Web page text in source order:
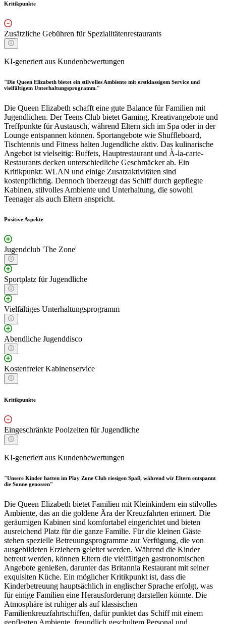
Kritikpunkte
Zusätzliche Gebühren für Spezialitätenrestaurants
KI-generiert aus Kundenbewertungen
"Die Queen Elizabeth bietet ein stilvolles Ambiente mit erstklassigem Service und
vielfältigem Unterhaltungsprogramm."
Die Queen Elizabeth schafft eine gute Balance für Familien mit
Jugendlichen. Der Teens Club bietet Gaming, Kreativangebote und
Treffpunkte für Austausch, während Eltern sich im Spa oder in der
Lounge entspannen können. Sportangebote wie Shuffleboard,
Tischtennis und Fitness halten Jugendliche aktiv. Das kulinarische
Angebot ist vielseitig: Buffets, Hauptrestaurant und À-la-carte-
Restaurants decken unterschiedliche Geschmäcker ab. Ein
Kritikpunkt: WLAN und einige Zusatzaktivitäten sind
kostenpflichtig. Dennoch überzeugt das Schiff durch gepflegte
Kabinen, stilvolles Ambiente und Unterhaltung, die sowohl
Teenager als auch Eltern anspricht.
Positive Aspekte
Jugendclub 'The Zone'
Sportplatz für Jugendliche
Vielfältiges Unterhaltungsprogramm
Abendliche Jugenddisco
Kostenfreier Kabinenservice
Kritikpunkte
Eingeschränkte Poolzeiten für Jugendliche
KI-generiert aus Kundenbewertungen
"Unsere Kinder hatten im Play Zone Club riesigen Spaß, während wir Eltern entspannt
die Sonne genossen"
Die Queen Elizabeth bietet Familien mit Kleinkindern ein stilvolles
Ambiente, das an die goldene Ära der Kreuzfahrten erinnert. Die
geräumigen Kabinen sind komfortabel eingerichtet und bieten
ausreichend Platz für die ganze Familie. Für die kleinen Gäste
stehen spezielle Betreuungsprogramme zur Verfügung, die von
ausgebildeten Erziehern geleitet werden. Während die Kinder
betreut werden, können Eltern die vielfältigen gastronomischen
Angebote genießen, darunter das Britannia Restaurant mit seiner
exquisiten Küche. Ein möglicher Kritikpunkt ist, dass die
Kinderbetreuung hauptsächlich in englischer Sprache erfolgt, was
für einige Familien eine Herausforderung darstellen könnte. Die
Atmosphäre ist ruhiger als auf klassischen
Familienkreuzfahrtschiffen, dafür punktet das Schiff mit einem
gepflegten Ambiente, freundlich geschultem Personal und